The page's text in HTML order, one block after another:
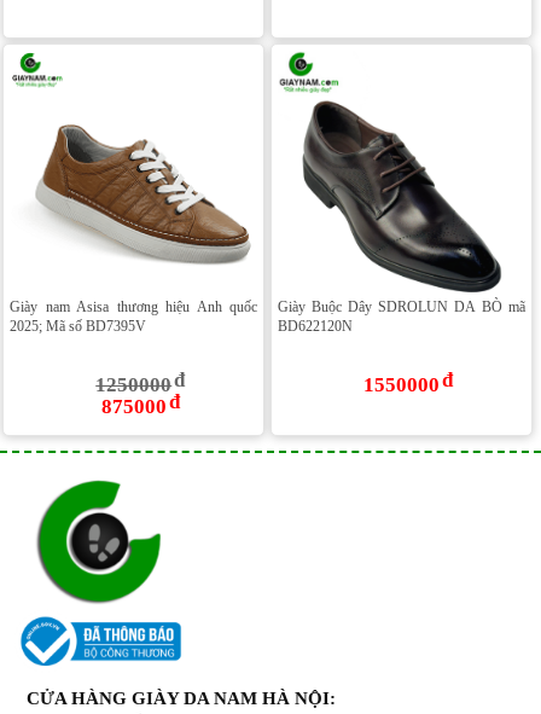
Giày nam Asisa thương hiệu Anh quốc
2025; Mã số BD7395V
1250000
875000
Giày Buộc Dây SDROLUN DA BÒ mã
BD622120N
1550000
CỬA HÀNG GIÀY DA NAM HÀ NỘI: